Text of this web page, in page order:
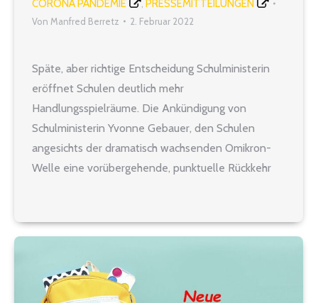
CORONA PANDEMIE PRESSEMITTEILUNGEN
Von Manfred Berretz 2. Februar 2022
Späte, aber richtige Entscheidung Schulministerin
eröffnet Schulen deutlich mehr
Handlungsspielräume. Die Ankündigung von
Schulministerin Yvonne Gebauer, den Schulen
angesichts der dramatisch wachsenden Omikron-
Welle eine vorübergehende, punktuelle Rückkehr
der Situation vor Ort eigenständig entscheiden, ob